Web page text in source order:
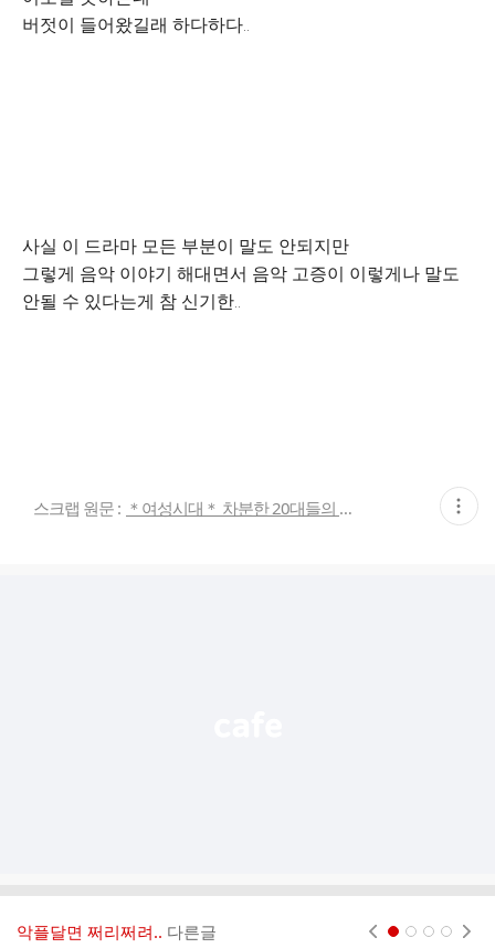
버젓이 들어왔길래 하다하다..
사실 이 드라마 모든 부분이 말도 안되지만
그렇게 음악 이야기 해대면서 음악 고증이 이렇게나 말도
안될 수 있다는게 참 신기한..
스크랩 원문 : ＊여성시대＊ 차분한 20대들의 알흠다운 공간 현
재
악플달면 쩌리쩌려.. 다른글